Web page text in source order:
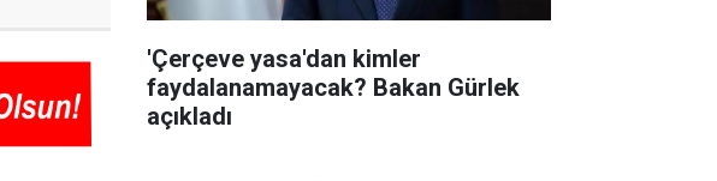
'Çerçeve yasa'dan kimler
faydalanamayacak? Bakan Gürlek
açıkladı